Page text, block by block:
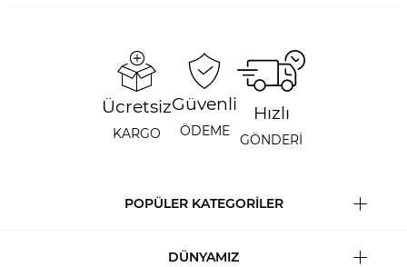
Ücretsiz
KARGO
Güvenli
ÖDEME
Hızlı
GÖNDERİ
POPÜLER KATEGORİLER
DÜNYAMIZ